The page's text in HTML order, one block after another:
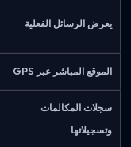
يعرض الرسائل الفعلية
الموقع المباشر عبر GPS
سجلات المكالمات
وتسجيلاتها